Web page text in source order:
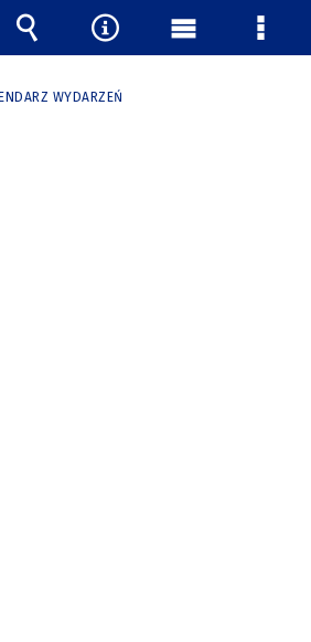
WYDARZEŃ
Wyszukiwarka
Narzędzia
Menu Menu